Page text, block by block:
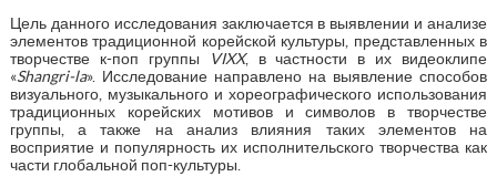
Цель данного исследования заключается в выявлении и анализе
элементов традиционной корейской культуры, представленных в
творчестве к-поп группы
VIXX, в частности в их видеоклипе
«Shangri-la». Исследование направлено на выявление способов
визуального, музыкального и хореографического использования
традиционных корейских мотивов и символов в творчестве
группы, а также на анализ влияния таких элементов на
восприятие и популярность их исполнительского творчества как
части глобальной поп-культуры.